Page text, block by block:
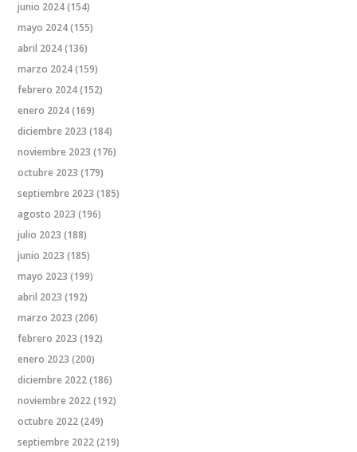
junio 2024(154)
mayo 2024(155)
abril 2024(136)
marzo 2024(159)
febrero 2024(152)
enero 2024(169)
diciembre 2023 (184)
noviembre 2023 (176)
octubre 2023 (179)
septiembre 2023 (185)
agosto 2023 (196)
julio 2023 (188)
junio 2023 (185)
mayo 2023 (199)
abril 2023 (192)
marzo 2023 (206)
febrero 2023 (192)
enero 2023 (200)
diciembre 2022(186)
noviembre 2022(192)
octubre 2022(249)
septiembre 2022(219)